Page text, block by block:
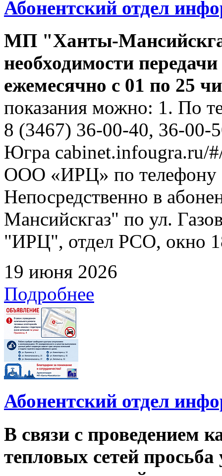
Абонентский отдел
МП "Ханты-
необходимости
ежемесячно с 01 по 25
показания можно: 1. По
8 (3467) 36-00-40, 36-00-
Югра cabinet.infougra.ru/
ООО «ИРЦ» по телефону
Непосредственно в
Мансийскгаз" по ул.
"ИРЦ", отдел РСО, окно
19 июня 2026
Подробнее
Абонентский отдел
В связи с проведением
тепловых сетей